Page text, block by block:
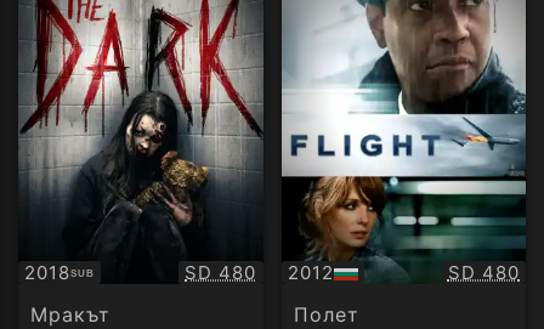
2018SUB
Субтитри Качество:
SD 480
Мракът
2012
БГ
аудио
SD 480
Полет